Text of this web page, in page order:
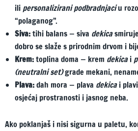
ili personalizirani podbradnjaciu
“polaganog”.
Siva:tihi balans — siva dekica
dobro se slaže s prirodnim drvom i
Krem:toplina doma — krem dekicai
(neutralni set)grade mekani,
Plava:dah mora — plava dekicai plavi
osjećaj prostranosti i jasnog neba.
Ako poklanjaš i nisi sigurna u paletu,